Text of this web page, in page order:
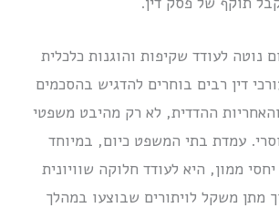
נוטה לעודד שקיפות והוגנות כלכלית
דין רבים בוחרים להדגיש בהסכמים
והאחריות ההדדית, לא רק מהיבט משפטי
עמדת בתי המשפט כיום, במיוחד
ממון, היא לעודד חלוקה שוויונית
מתן משקל לויתורים שבוצעו במהלך